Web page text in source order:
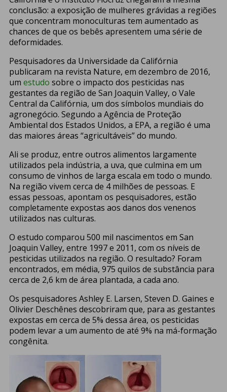
conclusão: a exposição de mulheres grávidas a regiões
que concentram monoculturas tem aumentado as
chances de que os bebês apresentem uma série de
deformidades.
Pesquisadores da Universidade da Califórnia
publicaram na revista Nature, em dezembro de 2016,
um estudo sobre o impacto dos pesticidas nas
gestantes da região de San Joaquin Valley, o Vale
Central da Califórnia, um dos símbolos mundiais do
agronegócio. Segundo a Agência de Proteção
Ambiental dos Estados Unidos, a EPA, a região é uma
das maiores áreas “agricultáveis” do mundo.
Ali se produz, entre outros alimentos largamente
utilizados pela indústria, a uva, que culmina em um
consumo de vinhos de larga escala em todo o mundo.
Na região vivem cerca de 4 milhões de pessoas. E
essas pessoas, apontam os pesquisadores, estão
completamente expostas aos danos dos venenos
utilizados nas culturas.
O estudo comparou 500 mil nascimentos em San
Joaquin Valley, entre 1997 e 2011, com os níveis de
pesticidas utilizados na região. O resultado? Foram
encontrados, em média, 975 quilos de substância para
cerca de 2,6 km de área plantada, a cada ano.
Os pesquisadores Ashley E. Larsen, Steven D. Gaines e
Olivier Deschênes descobriram que, para as gestantes
expostas em cerca de 5% dessa área, os pesticidas
podem levar a um aumento de até 9% na má-formação
congênita.